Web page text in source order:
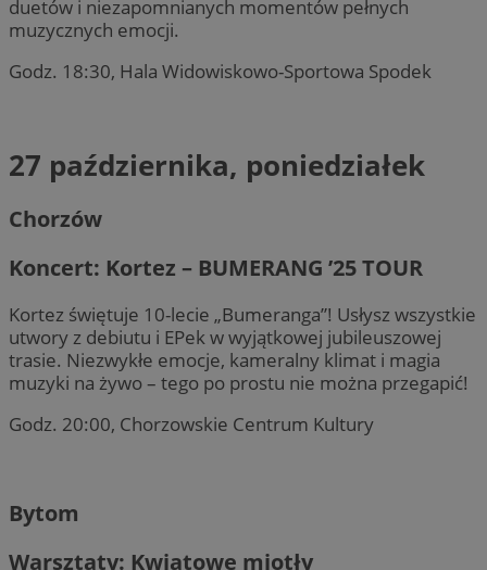
duetów i niezapomnianych momentów pełnych
muzycznych emocji.
Godz. 18:30, Hala Widowiskowo-Sportowa Spodek
27 października, poniedziałek
Chorzów
Koncert: Kortez – BUMERANG ’25 TOUR
Kortez świętuje 10-lecie „Bumeranga”! Usłysz wszystkie
utwory z debiutu i EPek w wyjątkowej jubileuszowej
trasie. Niezwykłe emocje, kameralny klimat i magia
muzyki na żywo – tego po prostu nie można przegapić!
Godz. 20:00, Chorzowskie Centrum Kultury
Bytom
Warsztaty: Kwiatowe miotły